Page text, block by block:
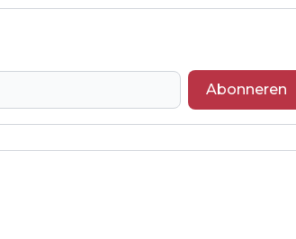
Abonneren